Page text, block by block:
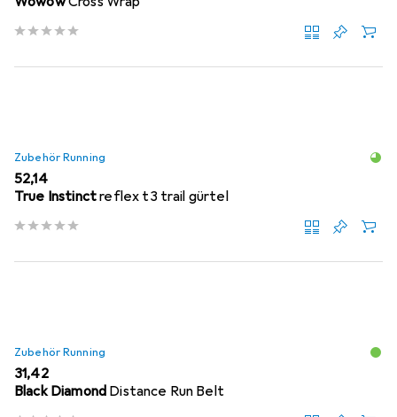
Zubehör Running
EUR
52,14
True Instinctreflex t3 trail gürtel
Zubehör Running
EUR
31,42
Black Diamond Distance Run Belt